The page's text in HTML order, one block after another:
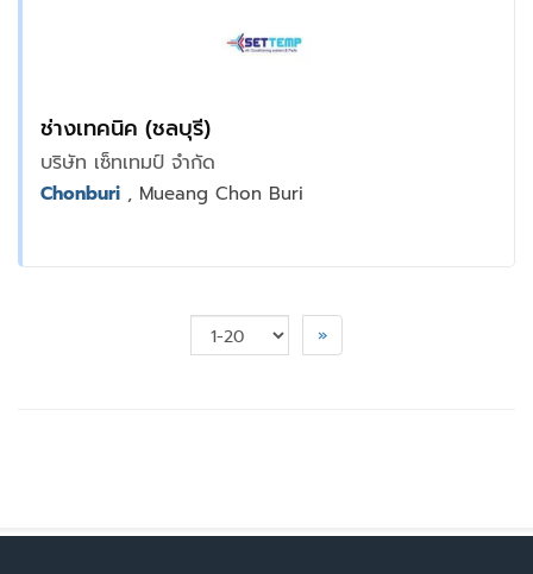
ช่างเทคนิค (ชลบุรี)
บริษัท เซ็ทเทมป์ จำกัด
Chonburi , Mueang Chon Buri
»